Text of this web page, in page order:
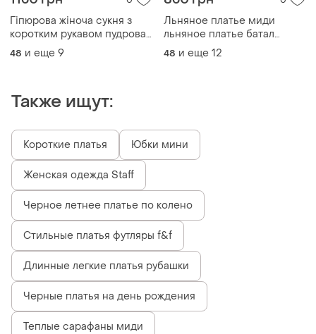
Гіпюрова жіноча сукня з
коротким рукавом пудрова
207 батал 48-50, 52-54, 56-
58
48 и еще 9
Льняное платье миди
льняное платье батал
льняное сукня большого
размера платье лен
48 и еще 12
Также ищут:
Короткие платья Юбки мини
Женская одежда Staff
Черное летнее платье по колено
Стильные платья футляры f&f
Длинные легкие платья рубашки
Черные платья на день рождения
Теплые сарафаны миди